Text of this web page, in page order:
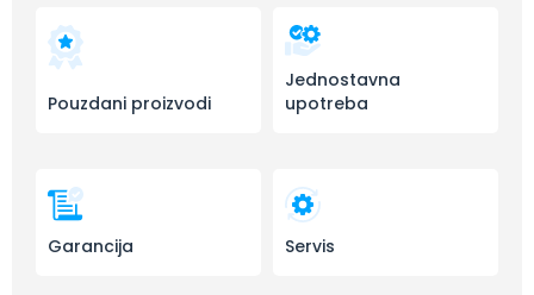
Pouzdani proizvodi
Jednostavna
upotreba
Garancija Servis